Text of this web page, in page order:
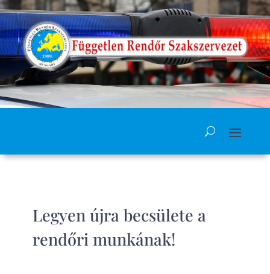
Legyen újra becsülete a
rendőri munkának!